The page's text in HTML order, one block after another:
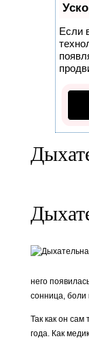
Если
него
сонница, боли
Так как он
года. Как